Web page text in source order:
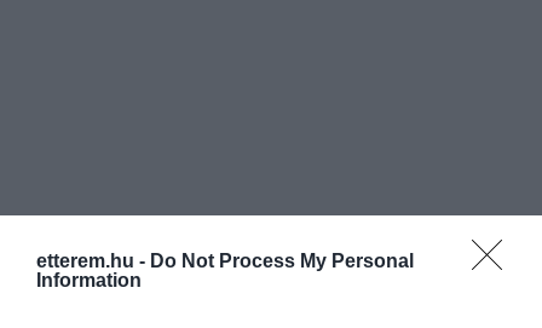
etterem.hu - Do Not Process My Personal
Information